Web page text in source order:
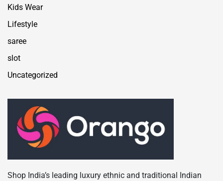
Kids Wear
Lifestyle
saree
slot
Uncategorized
Shop India’s leading luxury ethnic and traditional Indian